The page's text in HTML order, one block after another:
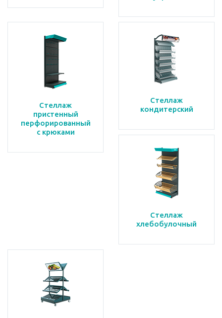
Стеллаж
пристенный
перфорированный
с крюками
Стеллаж
кондитерский
Стеллаж
хлебобулочный